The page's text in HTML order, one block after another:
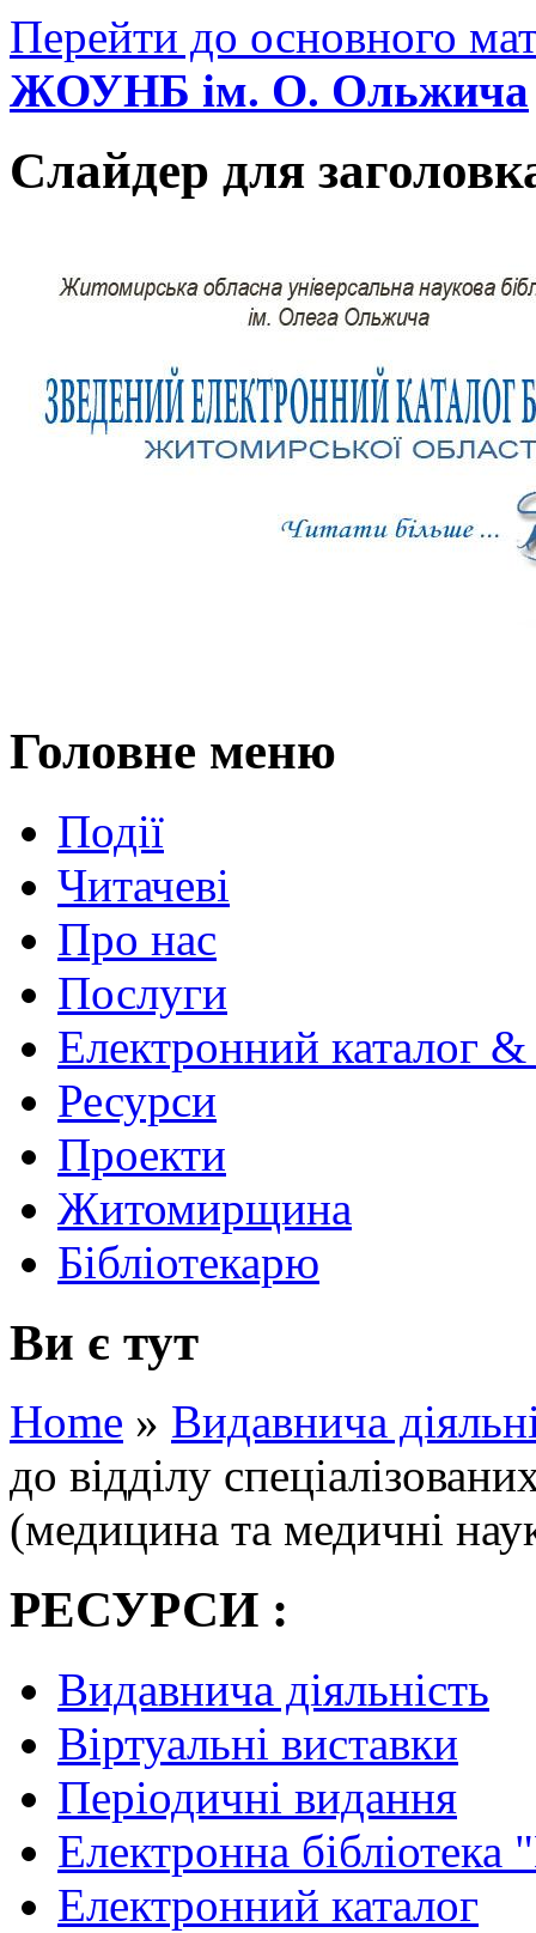
Перейти до основного
ЖОУНБ ім. О. Ольжича
Слайдер для
Головне меню
Події
Читачеві
Про нас
Послуги
Електронний каталог
Ресурси
Проекти
Житомирщина
Бібліотекарю
Ви є тут
Home » Видавнича
до відділу
(медицина та медичні
РЕСУРСИ :
Видавнича діяльність
Віртуальні виставки
Періодичні видання
Електронна
Електронний каталог